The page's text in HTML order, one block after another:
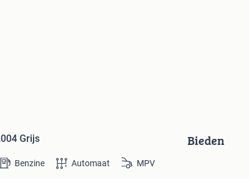
Grijs Bieden
Benzine Automaat MPV